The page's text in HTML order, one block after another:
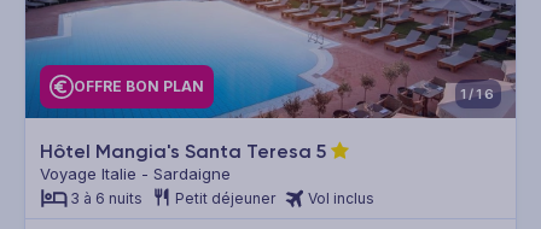
OFFRE BON PLAN 1/16
Hôtel Mangia's Santa Teresa 5
Voyage Italie - Sardaigne
3 à 6 nuits Petit déjeuner Vol inclus